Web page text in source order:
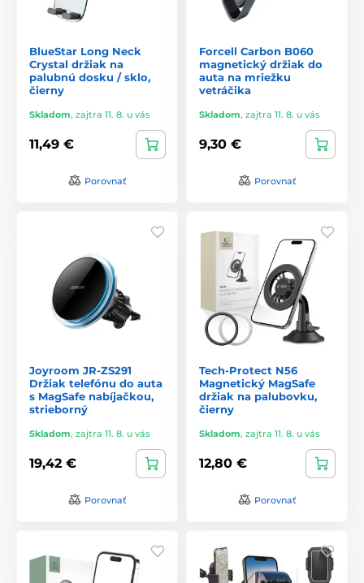
BlueStar Long Neck
Crystal držiak na
palubnú dosku / sklo,
čierny
Skladom, zajtra 11. 8. u vás
11,49 €
Porovnať
Forcell Carbon B060
magnetický držiak do
auta na mriežku
vetráčika
Skladom, zajtra 11. 8. u vás
9,30 €
Porovnať
Joyroom JR-ZS291
Držiak telefónu do auta
s MagSafe nabíjačkou,
strieborný
Skladom, zajtra 11. 8. u vás
19,42 €
Porovnať
Tech-Protect N56
Magnetický MagSafe
držiak na palubovku,
čierny
Skladom, zajtra 11. 8. u vás
12,80 €
Porovnať